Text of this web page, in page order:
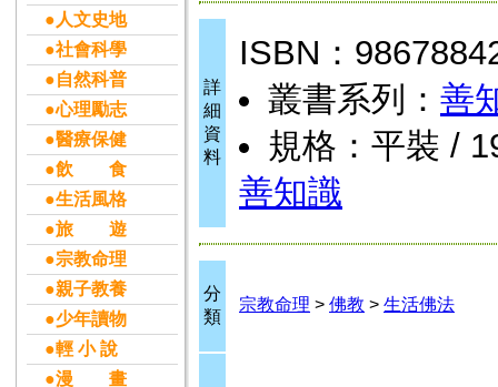
●人文史地
●社會科學
●自然科普
●心理勵志
●醫療保健
●飲 食
●生活風格
●旅 遊
●宗教命理
●親子教養
●少年讀物
●輕 小 說
●漫 畫
詳
細
資
料
ISBN：
叢書系列： 善
規格：平裝 /
善知識
分
類
宗教命理 > 佛教 > 生活佛法